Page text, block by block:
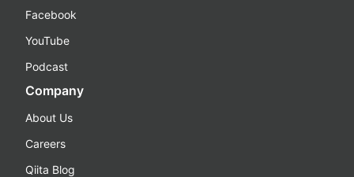
Facebook
YouTube
Podcast
Company
About Us
Careers
Qiita Blog